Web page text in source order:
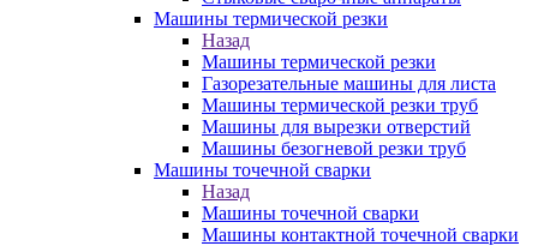
Машины термической резки
Назад
Машины термической резки
Газорезательные машины для листа
Машины термической резки труб
Машины для вырезки отверстий
Машины безогневой резки труб
Машины точечной сварки
Назад
Машины точечной сварки
Машины контактной точечной сварки